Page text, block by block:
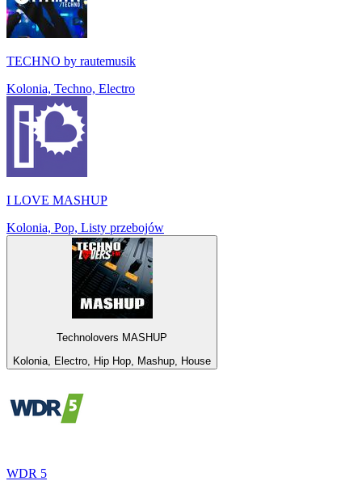
TECHNO by rautemusik
Kolonia, Techno, Electro
I LOVE MASHUP
Kolonia, Pop, Listy przebojów
Technolovers MASHUP
Kolonia, Electro, Hip Hop, Mashup, House
WDR 5